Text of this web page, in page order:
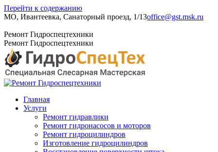
Перейти к содержанию
МО, Ивантеевка, Санаторный проезд, 1/13office@gst.msk.ru
Ремонт Гидроспецтехники
Ремонт Гидроспецтехники
Главная
Услуги
Ремонт гидравлики
Ремонт гидронасосов и моторов
Ремонт гидроцилиндров
Изготовление гидроцилиндров